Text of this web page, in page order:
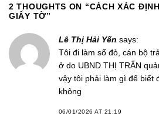
2 THOUGHTS ON “CÁCH XÁC
GIẤY TỜ”
Lê Thị Hải Yến says:
Tôi đi làm sổ đỏ, cán bộ
ở do UBND THỊ TRẤN
vậy tôi phải làm gì để biết
không
06/01/2026 AT 21:19